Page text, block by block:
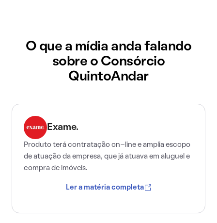
O que a mídia anda falando
sobre o Consórcio
QuintoAndar
Exame.
Produto terá contratação on-line e amplia escopo
de atuação da empresa, que já atuava em aluguel e
compra de imóveis.
Ler a matéria completa